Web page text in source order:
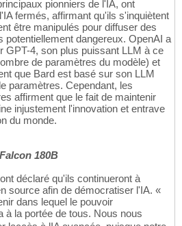
pionniers de l'IA, ont
fermés, affirmant qu'ils s'inquiètent
être manipulés pour diffuser des
potentiellement dangereux. OpenAI a
GPT-4, son plus puissant LLM à ce
de paramètres du modèle) et
que Bard est basé sur son LLM
paramètres. Cependant, les
affirment que le fait de maintenir
injustement l'innovation et entrave
du monde.
Falcon 180B
déclaré qu'ils continueront à
source afin de démocratiser l'IA. «
dans lequel le pouvoir
à la portée de tous. Nous nous